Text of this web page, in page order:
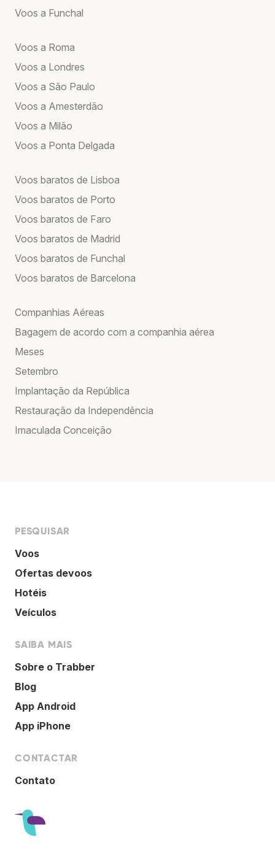
Voos a Funchal
Voos a Roma
Voos a Londres
Voos a São Paulo
Voos a Amesterdão
Voos a Milão
Voos a Ponta Delgada
Voos baratos de Lisboa
Voos baratos de Porto
Voos baratos de Faro
Voos baratos de Madrid
Voos baratos de Funchal
Voos baratos de Barcelona
Companhias Aéreas
Bagagem de acordo com a companhia aérea
Meses
Setembro
Implantação da República
Restauração da Independência
Imaculada Conceição
PESQUISAR
Voos
Ofertas devoos
Hotéis
Veículos
SAIBA MAIS
Sobre o Trabber
Blog
App Android
App iPhone
CONTACTAR
Contato